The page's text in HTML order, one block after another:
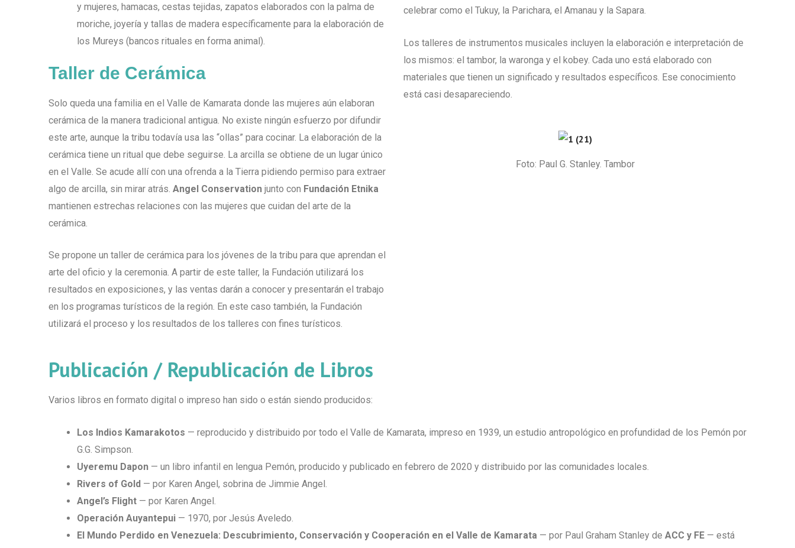
y mujeres, hamacas, cestas tejidas, zapatos elaborados con la palma de
moriche, joyería y tallas de madera específicamente para la elaboración de
los Mureys (bancos rituales en forma animal).
Taller de Cerámica
Solo queda una familia en el Valle de Kamarata donde las mujeres aún elaboran
cerámica de la manera tradicional antigua. No existe ningún esfuerzo por difundir
este arte, aunque la tribu todavía usa las “ollas” para cocinar. La elaboración de la
cerámica tiene un ritual que debe seguirse. La arcilla se obtiene de un lugar único
en el Valle. Se acude allí con una ofrenda a la Tierra pidiendo permiso para extraer
algo de arcilla, sin mirar atrás. Angel Conservation junto con Fundación Etnika
mantienen estrechas relaciones con las mujeres que cuidan del arte de la
cerámica.
Se propone un taller de cerámica para los jóvenes de la tribu para que aprendan el
arte del oficio y la ceremonia. A partir de este taller, la Fundación utilizará los
resultados en exposiciones, y las ventas darán a conocer y presentarán el trabajo
en los programas turísticos de la región. En este caso también, la Fundación
utilizará el proceso y los resultados de los talleres con fines turísticos.
celebrar como el Tukuy, la Parichara, el Amanau y la Sapara.
Los talleres de instrumentos musicales incluyen la elaboración e interpretación de
los mismos: el tambor, la waronga y el kobey. Cada uno está elaborado con
materiales que tienen un significado y resultados específicos. Ese conocimiento
está casi desapareciendo.
Foto: Paul G. Stanley. Tambor
Publicación / Republicación de Libros
Varios libros en formato digital o impreso han sido o están siendo producidos:
Los Indios Kamarakotos — reproducido y distribuido por todo el Valle de Kamarata, impreso en 1939, un estudio antropológico en profundidad de los Pemón por
G.G. Simpson.
Uyeremu Dapon — un libro infantil en lengua Pemón, producido y publicado en febrero de 2020 y distribuido por las comunidades locales.
Rivers of Gold — por Karen Angel, sobrina de Jimmie Angel.
Angel’s Flight — por Karen Angel.
Operación Auyantepui — 1970, por Jesús Aveledo.
El Mundo Perdido en Venezuela: Descubrimiento, Conservación y Cooperación en el Valle de Kamarata — por Paul Graham Stanley de ACC y FE — está